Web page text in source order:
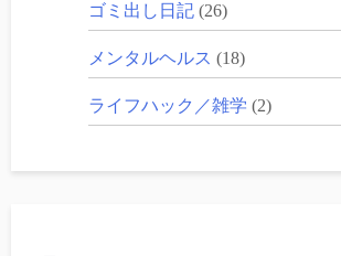
ゴミ出し日記 (26)
メンタルヘルス (18)
ライフハック／雑学 (2)